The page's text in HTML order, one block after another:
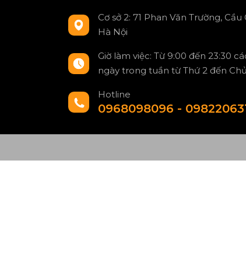
Cơ sở 2: 71 Phan Văn Trường, Cầu
Hà Nội
Giờ làm việc: Từ 9:00 đến 23:30
ngày trong tuần từ Thứ 2 đến
Hotline
0968098096 -